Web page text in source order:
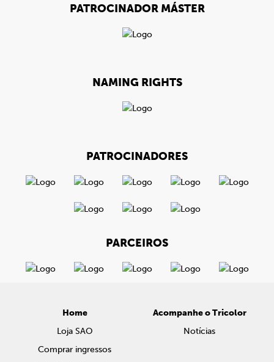
PATROCINADOR MÁSTER
NAMING RIGHTS
PATROCINADORES
PARCEIROS
Home
Loja SAO
Comprar ingressos
Acompanhe o Tricolor
Notícias